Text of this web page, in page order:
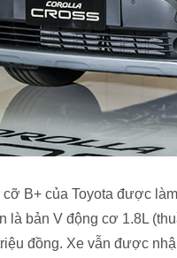
cỡ B+ của Toyota được
là bản V động cơ 1.8L
đồng. Xe vẫn được